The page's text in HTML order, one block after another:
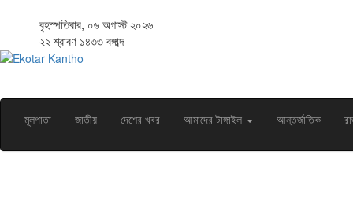
বৃহস্পতিবার, ০৬ অগাস্ট ২০২৬
২২ শ্রাবণ ১৪৩৩ বঙ্গাব্দ
মূলপাতা জাতীয় দেশের খবর আমাদের টাঙ্গাইল আন্তর্জাতিক